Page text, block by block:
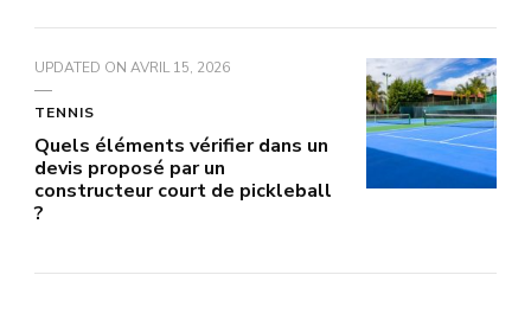
UPDATED ON AVRIL 15, 2026
TENNIS
Quels éléments vérifier dans un
devis proposé par un
constructeur court de pickleball
?